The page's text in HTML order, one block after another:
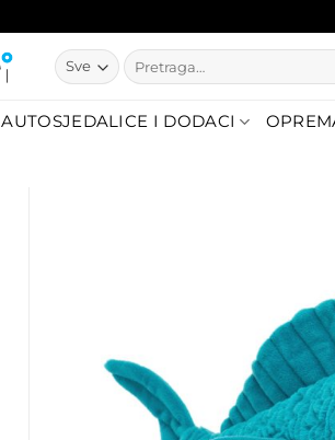
Pretraži:
AUTOSJEDALICE I DODACI